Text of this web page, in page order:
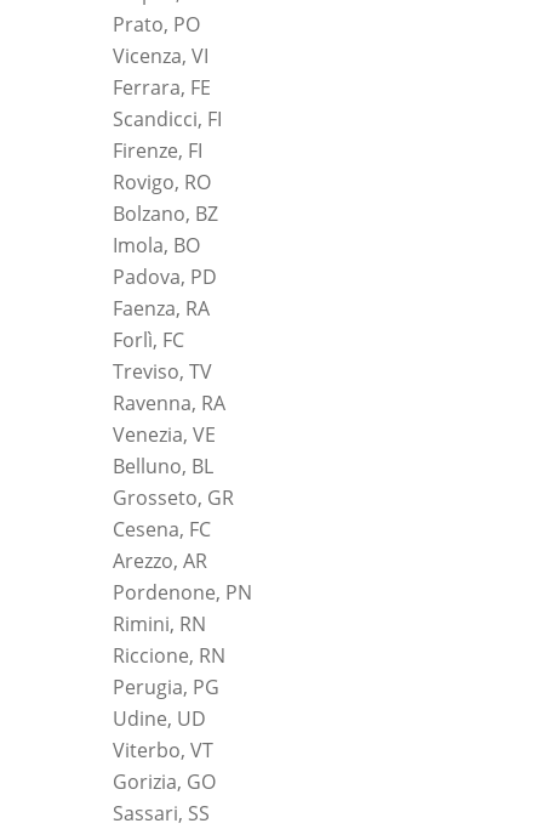
Prato, PO
Vicenza, VI
Ferrara, FE
Scandicci, FI
Firenze, FI
Rovigo, RO
Bolzano, BZ
Imola, BO
Padova, PD
Faenza, RA
Forlì, FC
Treviso, TV
Ravenna, RA
Venezia, VE
Belluno, BL
Grosseto, GR
Cesena, FC
Arezzo, AR
Pordenone, PN
Rimini, RN
Riccione, RN
Perugia, PG
Udine, UD
Viterbo, VT
Gorizia, GO
Sassari, SS